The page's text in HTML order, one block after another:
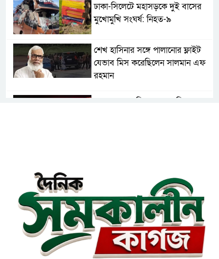
ঢাকা-সিলেটে মহাসড়কে দুই বাসের
মুখোমুখি সংঘর্ষ: নিহত-৯
শেখ হাসিনার সঙ্গে পালানোর ফ্লাইট
যেভাব মিস করেছিলেন সালমান এফ
রহমান
দেশের সকল বিমানবন্দরে নিরাপত্তা
নারায়ণগঞ্জে ডিবি পুলিশ পরিচয়ে ১৮
লাখ টাকা ছিনতাইয়ের অভিযোগে
মামলা
এনসিপির মুখ্য সমন্বয়ক নাসীরুদ্দীন
পাটওয়ারীকে নারায়ণগঞ্জে অবাঞ্ছিত